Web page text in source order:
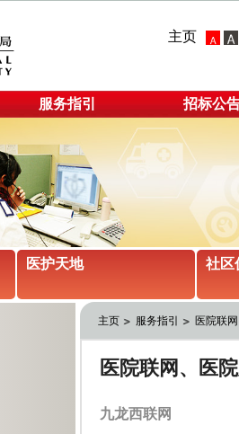
主页
服务指引 招标公
医护天地 社区
主页 服务指引 医院联